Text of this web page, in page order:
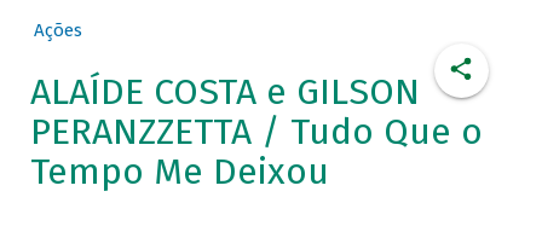
Ações
ALAÍDE COSTA e GILSON
PERANZZETTA / Tudo Que o
Tempo Me Deixou